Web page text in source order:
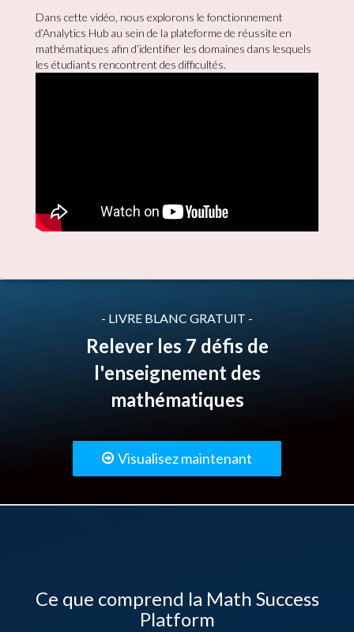
Dans cette vidéo, nous explorons le fonctionnement
d’Analytics Hub au sein de la plateforme de réussite en
mathématiques afin d’identifier les domaines dans lesquels
les étudiants rencontrent des difficultés.
- LIVRE BLANC GRATUIT -
Relever les 7 défis de
l'enseignement des
mathématiques
Visualisez maintenant
Ce que comprend la Math Success
Platform